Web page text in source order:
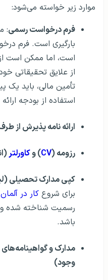
موارد زیر خواسته می‌شود:
فرم درخواست رسمی:
بارگیری است. فرم
است، اما ممکن است
از علایق تحقیقاتی
تأمین مالی، باید یک
استفاده از بودجه
ارائه نامه پذیرش از
رزومه (CV) وکاورلتر
کپی مدارک تحصیلی
برای شروع کار در آلمان
رسمیت شناخته شده
باشد.
مدارک و
وجود)